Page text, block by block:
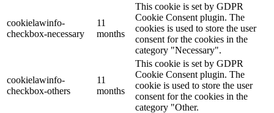
cookielawinfo-
checkbox-necessary
11
months
This cookie is set by GDPR
Cookie Consent plugin. The
cookies is used to store the user
consent for the cookies in the
category "Necessary".
cookielawinfo-
checkbox-others
11
months
This cookie is set by GDPR
Cookie Consent plugin. The
cookie is used to store the user
consent for the cookies in the
category "Other.